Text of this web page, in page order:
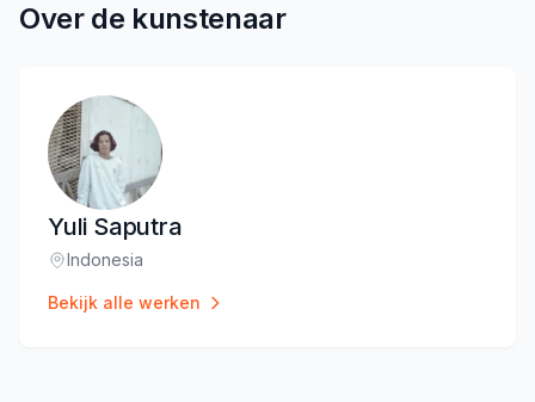
Over de kunstenaar
Yuli Saputra
Locatie
Indonesia
Bekijk alle werken